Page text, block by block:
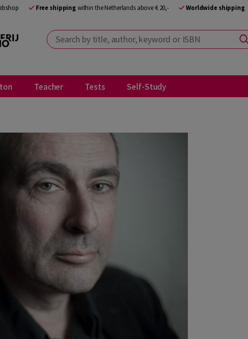
Free shipping within the Netherlands above € 20,- Worldwide shipping
Search by title, author, keyword or ISBN
Teacher Tests Self-Study